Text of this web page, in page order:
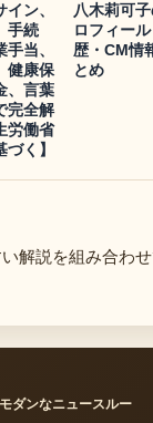
ン、
手続
当、
健康保
、言葉
完全解
労働省
く】
八木莉可
ロフィー
歴・CM情
とめ
解説を組み合わ
ダンなニュースルー